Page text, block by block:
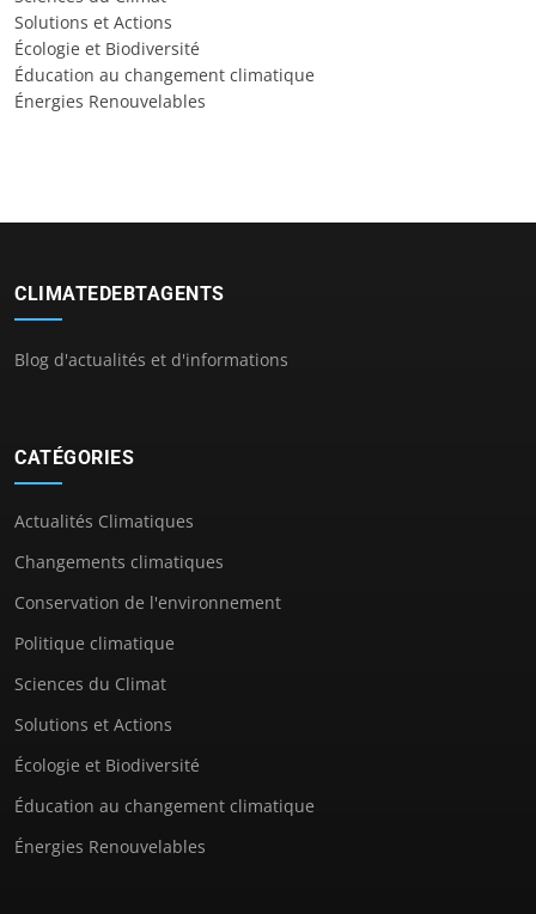
Solutions et Actions
Écologie et Biodiversité
Éducation au changement climatique
Énergies Renouvelables
CLIMATEDEBTAGENTS
Blog d'actualités et d'informations
CATÉGORIES
Actualités Climatiques
Changements climatiques
Conservation de l'environnement
Politique climatique
Sciences du Climat
Solutions et Actions
Écologie et Biodiversité
Éducation au changement climatique
Énergies Renouvelables